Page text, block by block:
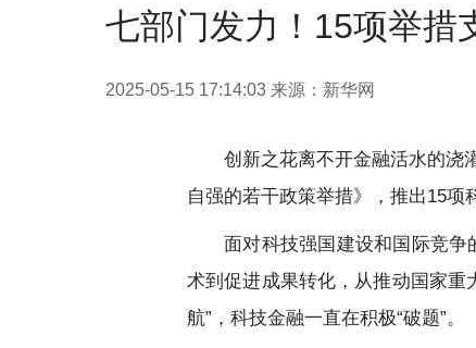
七部门发力！15项举措
2025-05-15 17:14:03 来源：新华网
创新之花离不开金融活水的浇
自强的若干政策举措》，推出15项
面对科技强国建设和国际竞
术到促进成果转化，从推动国家
航”，科技金融一直在积极“破题”。